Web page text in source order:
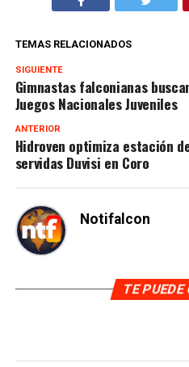
TEMAS RELACIONADOS
SIGUIENTE
Gimnastas falconianas
Juegos Nacionales Juveniles
ANTERIOR
Hidroven optimiza estación
servidas Duvisi en Coro
Notifalcon
TE PUEDE